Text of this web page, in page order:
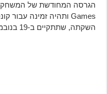
השקתה, שתתקיים ב-19 בנובמבר בישראל.